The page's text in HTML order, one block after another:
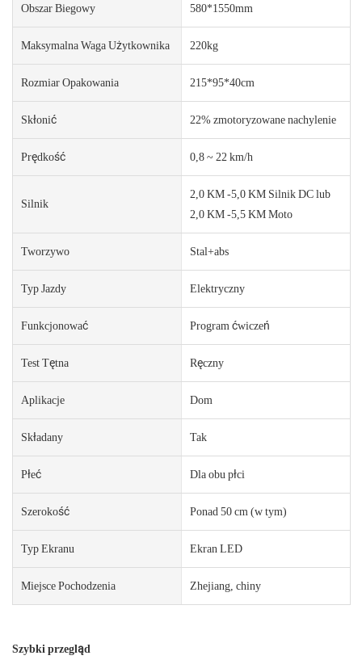
Obszar Biegowy 580*1550mm
Maksymalna Waga Użytkownika 220kg
Rozmiar Opakowania 215*95*40cm
Skłonić 22% zmotoryzowane nachylenie
Prędkość 0,8 ~ 22 km/h
Silnik
2,0 KM -5,0 KM Silnik DC lub
2,0 KM -5,5 KM Moto
Tworzywo Stal+abs
Typ Jazdy Elektryczny
Funkcjonować Program ćwiczeń
Test Tętna Ręczny
Aplikacje Dom
Składany Tak
Płeć Dla obu płci
Szerokość Ponad 50 cm (w tym)
Typ Ekranu Ekran LED
Miejsce Pochodzenia Zhejiang, chiny
Szybki przegląd